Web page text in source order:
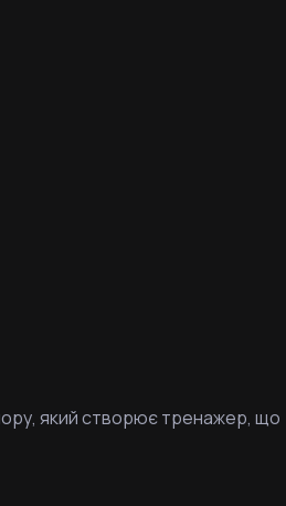
який створює тренажер, що